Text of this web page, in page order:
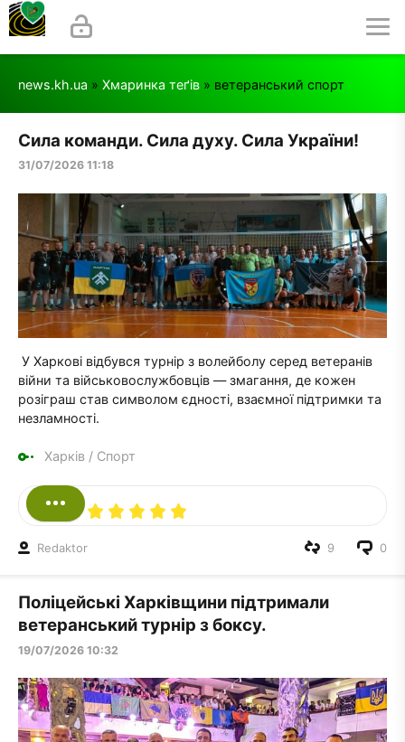
news.kh.ua » Хмаринка теґів » ветеранський спорт
Сила команди. Сила духу. Сила України!
31/07/2026 11:18
У Харкові відбувся турнір з волейболу серед ветеранів
війни та військовослужбовців — змагання, де кожен
розіграш став символом єдності, взаємної підтримки та
незламності.
Харків / Спорт
Redaktor 0
9
Поліцейські Харківщини підтримали
ветеранський турнір з боксу.
19/07/2026 10:32